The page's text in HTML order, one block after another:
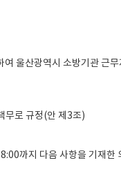
울산광역시 소방기관 근
무로 규정(안 제3조)
까지 다음 사항을 기재한